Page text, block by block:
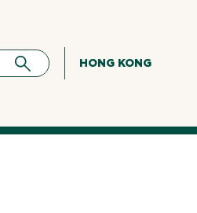
HONG KONG